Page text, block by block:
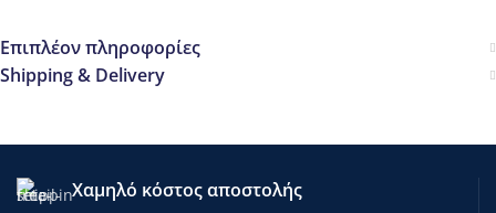
Επιπλέον πληροφορίες
Shipping & Delivery
Χαμηλό κόστος αποστολής